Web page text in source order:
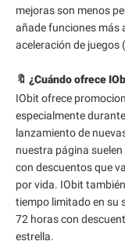
mejoras son menos
añade funciones más
aceleración de juegos
🔖 ¿Cuándo ofrece
IObit ofrece
especialmente
lanzamiento de
nuestra página
con descuentos que
por vida. IObit
tiempo limitado en su
72 horas con
estrella.